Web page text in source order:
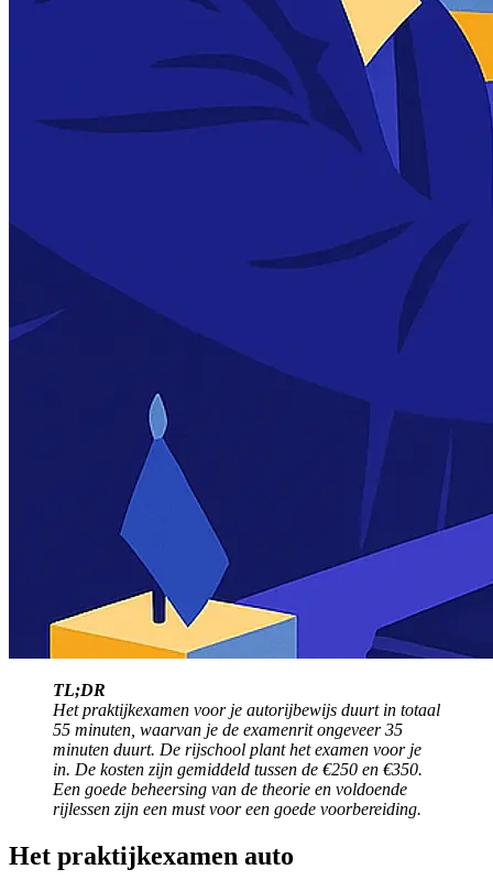
TL;DR
Het praktijkexamen voor je autorijbewijs duurt in totaal
55 minuten, waarvan je de examenrit ongeveer 35
minuten duurt. De rijschool plant het examen voor je
in. De kosten zijn gemiddeld tussen de €250 en €350.
Een goede beheersing van de theorie en voldoende
rijlessen zijn een must voor een goede voorbereiding.
Het praktijkexamen auto